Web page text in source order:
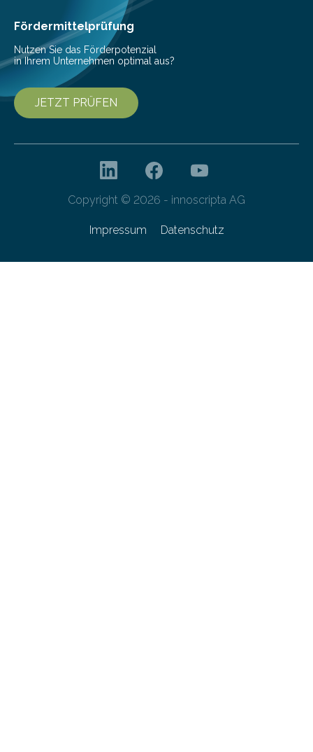
Invasionen treten auf, wenn nicht…
Fördermittelprüfung
Nutzen Sie das Förderpotenzial
in Ihrem Unternehmen optimal aus?
JETZT PRÜFEN
Copyright © 2026 - innoscripta AG
Impressum Datenschutz